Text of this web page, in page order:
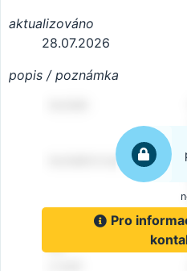
aktualizováno
28.07.2026
popis / poznámka
Pro